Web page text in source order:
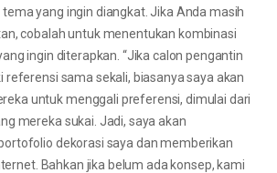
yang ingin diangkat. Jika Anda masih
cobalah untuk menentukan kombinasi
ingin diterapkan. “Jika calon pengantin
referensi sama sekali, biasanya saya akan
untuk menggali preferensi, dimulai dari
mereka sukai. Jadi, saya akan
dekorasi saya dan memberikan
Bahkan jika belum ada konsep, kami